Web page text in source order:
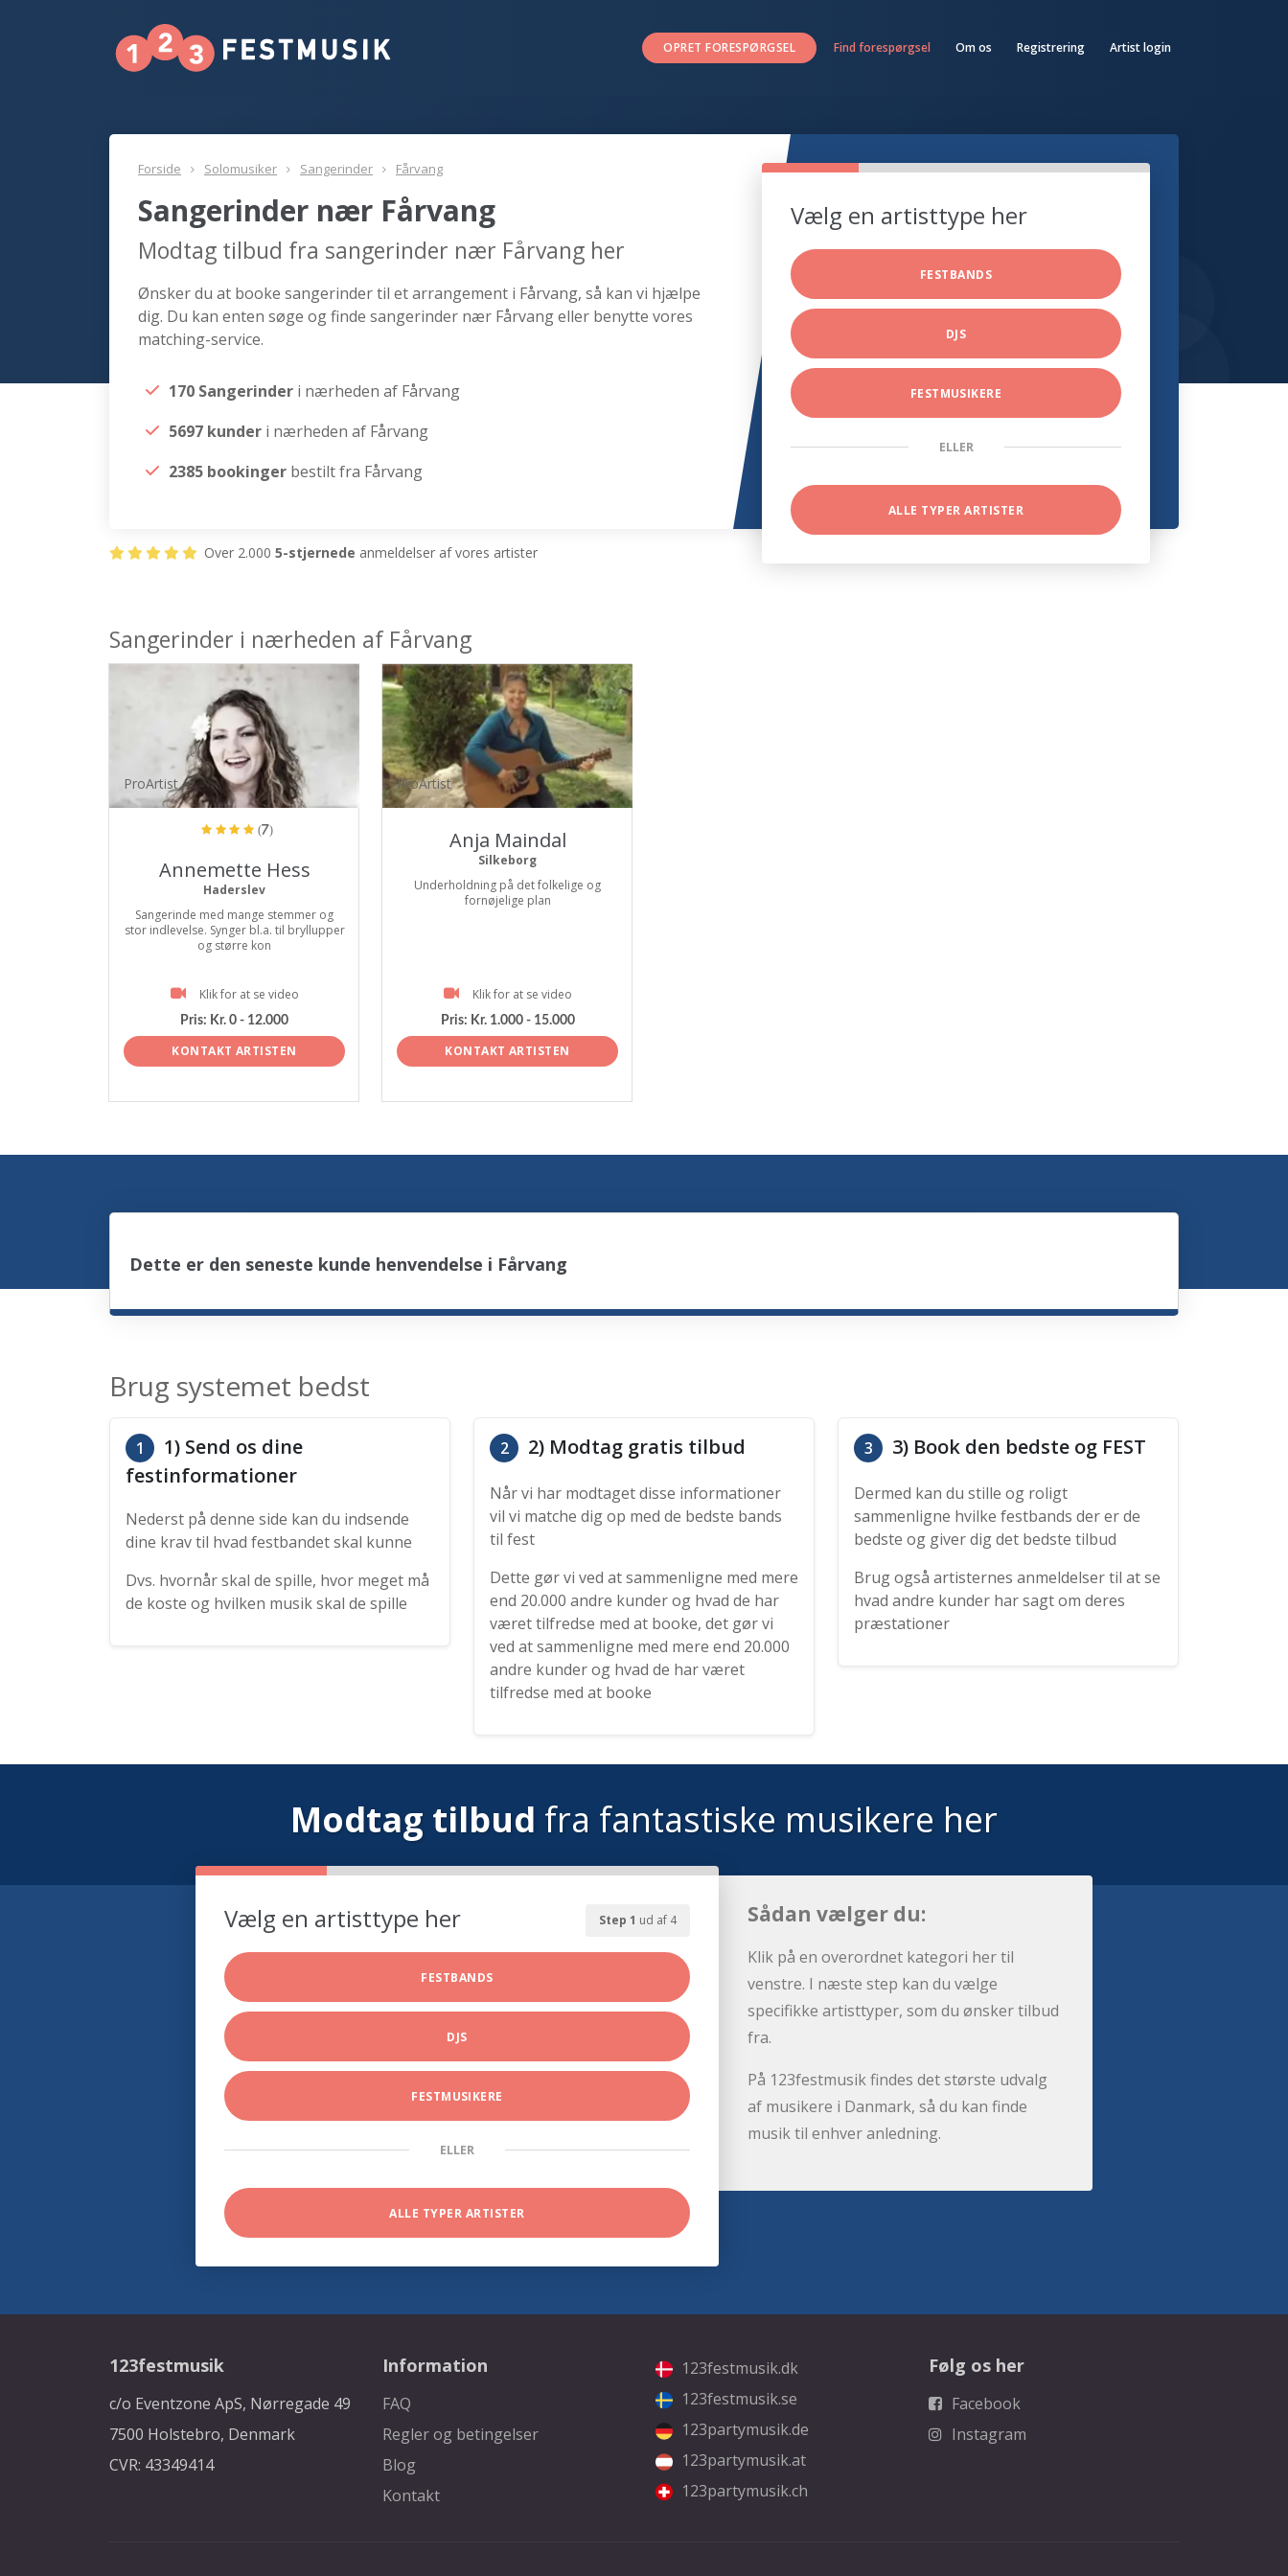
OPRET FORESPØRGSEL Find forespørgsel Om os Registrering Artist login
Forside Solomusiker Sangerinder Fårvang
Sangerinder nær Fårvang
Modtag tilbud fra sangerinder nær Fårvang her
Ønsker du at booke sangerinder til et arrangement i Fårvang, så kan vi hjælpe
dig. Du kan enten søge og finde sangerinder nær Fårvang eller benytte vores
matching-service.
170 Sangerinder i nærheden af Fårvang
5697 kunder i nærheden af Fårvang
2385 bookinger bestilt fra Fårvang
Vælg en artisttype her
FESTBANDS
DJS
FESTMUSIKERE
ELLER
ALLE TYPER ARTISTER
Over 2.000 5-stjernede anmeldelser af vores artister
Sangerinder i nærheden af Fårvang
ProArtist
(7)
Annemette Hess
Haderslev
Sangerinde med mange stemmer og
stor indlevelse. Synger bl.a. til bryllupper
og større kon
Klik for at se video
Pris: Kr. 0 - 12.000
KONTAKT ARTISTEN
ProArtist
Anja Maindal
Silkeborg
Underholdning på det folkelige og
fornøjelige plan
Klik for at se video
Pris: Kr. 1.000 - 15.000
KONTAKT ARTISTEN
Dette er den seneste kunde henvendelse i Fårvang
Brug systemet bedst
1
1) Send os dine
festinformationer
Nederst på denne side kan du indsende
dine krav til hvad festbandet skal kunne
Dvs. hvornår skal de spille, hvor meget må
de koste og hvilken musik skal de spille
2 2) Modtag gratis tilbud
Når vi har modtaget disse informationer
vil vi matche dig op med de bedste bands
til fest
Dette gør vi ved at sammenligne med mere
end 20.000 andre kunder og hvad de har
været tilfredse med at booke, det gør vi
ved at sammenligne med mere end 20.000
andre kunder og hvad de har været
tilfredse med at booke
3 3) Book den bedste og FEST
Dermed kan du stille og roligt
sammenligne hvilke festbands der er de
bedste og giver dig det bedste tilbud
Brug også artisternes anmeldelser til at se
hvad andre kunder har sagt om deres
præstationer
Modtag tilbud fra fantastiske musikere her
Step 1 ud af 4
Vælg en artisttype her
FESTBANDS
DJS
FESTMUSIKERE
ELLER
ALLE TYPER ARTISTER
Sådan vælger du:
Klik på en overordnet kategori her til
venstre. I næste step kan du vælge
specifikke artisttyper, som du ønsker tilbud
fra.
På 123festmusik findes det største udvalg
af musikere i Danmark, så du kan finde
musik til enhver anledning.
123festmusik
c/o Eventzone ApS, Nørregade 49
7500 Holstebro, Denmark
CVR: 43349414
Information
FAQ
Regler og betingelser
Blog
Kontakt
123festmusik.dk
123festmusik.se
123partymusik.de
123partymusik.at
123partymusik.ch
Følg os her
Facebook
Instagram